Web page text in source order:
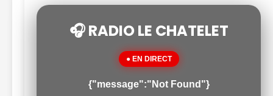
🎧 RADIO LE CHATELET
● EN DIRECT
{"message":"Not Found"}